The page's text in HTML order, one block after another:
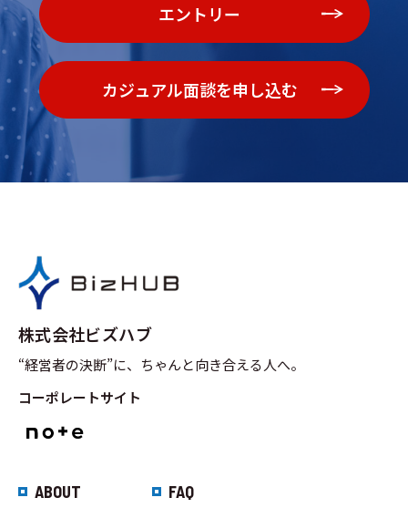
エントリー
カジュアル面談を申し込む
株式会社ビズハブ
“経営者の決断”に、ちゃんと向き合える人へ。
コーポレートサイト
ABOUT FAQ